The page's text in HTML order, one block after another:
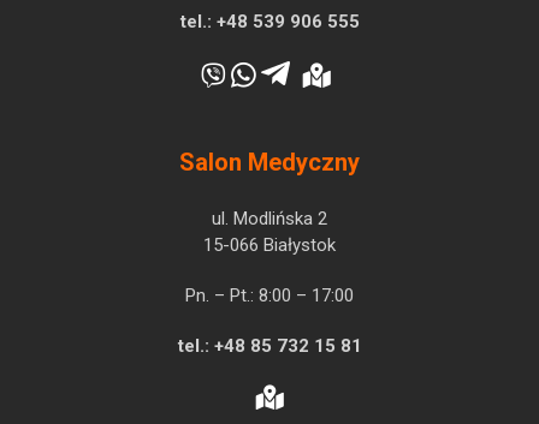
tel.: +48 539 906 555
Salon Medyczny
ul. Modlińska 2
15-066 Białystok
Pn. – Pt.: 8:00 – 17:00
tel.: +48 85 732 15 81